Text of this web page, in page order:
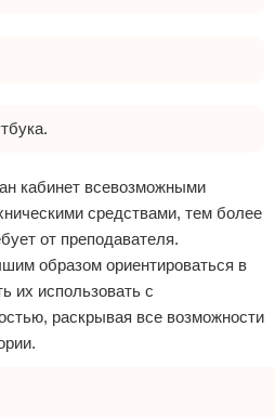
кабинет всевозможными
средствами, тем более
от преподавателя.
образом ориентироваться в
их использовать с
раскрывая все возможности